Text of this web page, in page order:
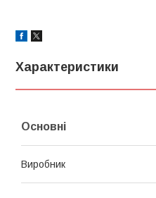
Характеристики
Основні
Виробник